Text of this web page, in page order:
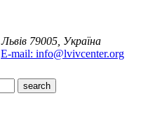
Львів 79005, Україна
E-mail: info@lvivcenter.org
search